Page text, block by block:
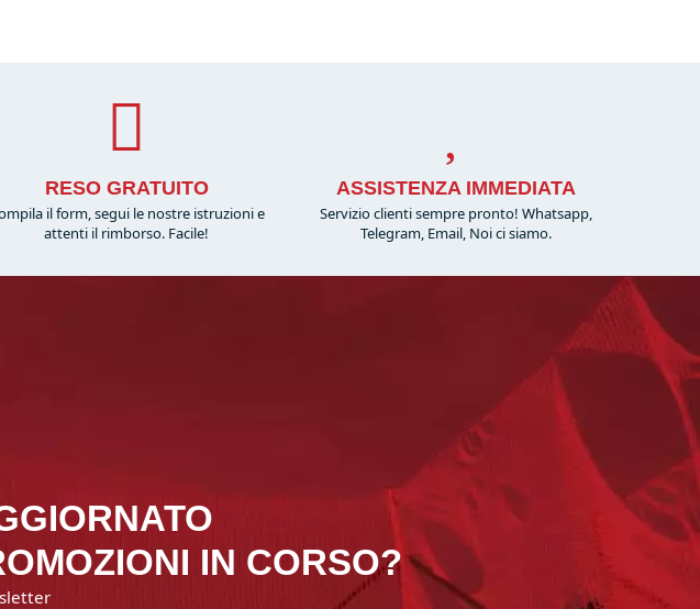
RESO GRATUITO
il form, segui le nostre istruzioni e
attenti il rimborso. Facile!
ASSISTENZA IMMEDIATA
Servizio clienti sempre pronto! Whatsapp,
Telegram, Email, Noi ci siamo.
IN CORSO?